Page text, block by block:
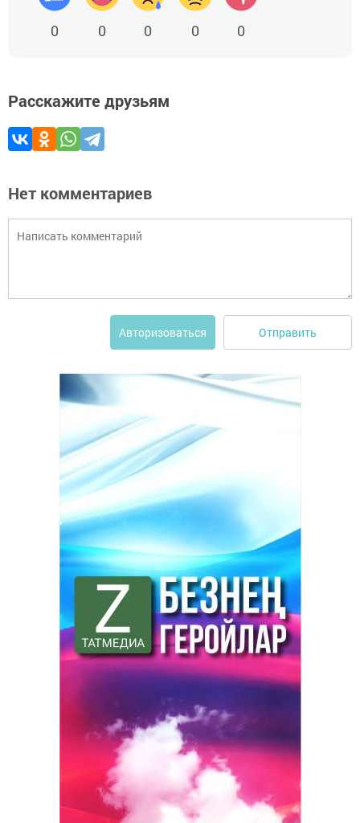
0 0 0 0 0
Расскажите друзьям
Нет комментариев
Авторизоваться Отправить